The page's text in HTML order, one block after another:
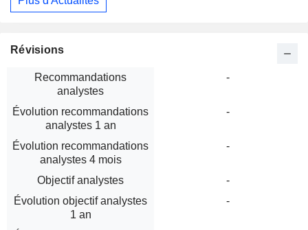
Révisions
Recommandations
analystes
-
Évolution recommandations
analystes 1 an
-
Évolution recommandations
analystes 4 mois
-
Objectif analystes
-
Évolution objectif analystes
1 an
-